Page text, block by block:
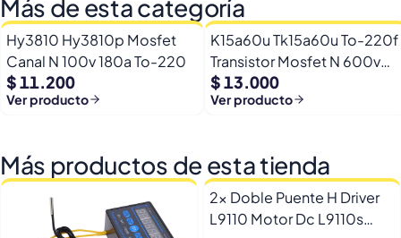
Más de esta categoría
Hy3810 Hy3810p Mosfet
Canal N 100v 180a To-220
$ 11.200
Ver producto
K15a60u Tk15a60u To-220f
Transistor Mosfet N 600v
15a
$ 13.000
Ver producto
Más productos de esta tienda
2x Doble Puente H Driver
L9110 Motor Dc L9110s